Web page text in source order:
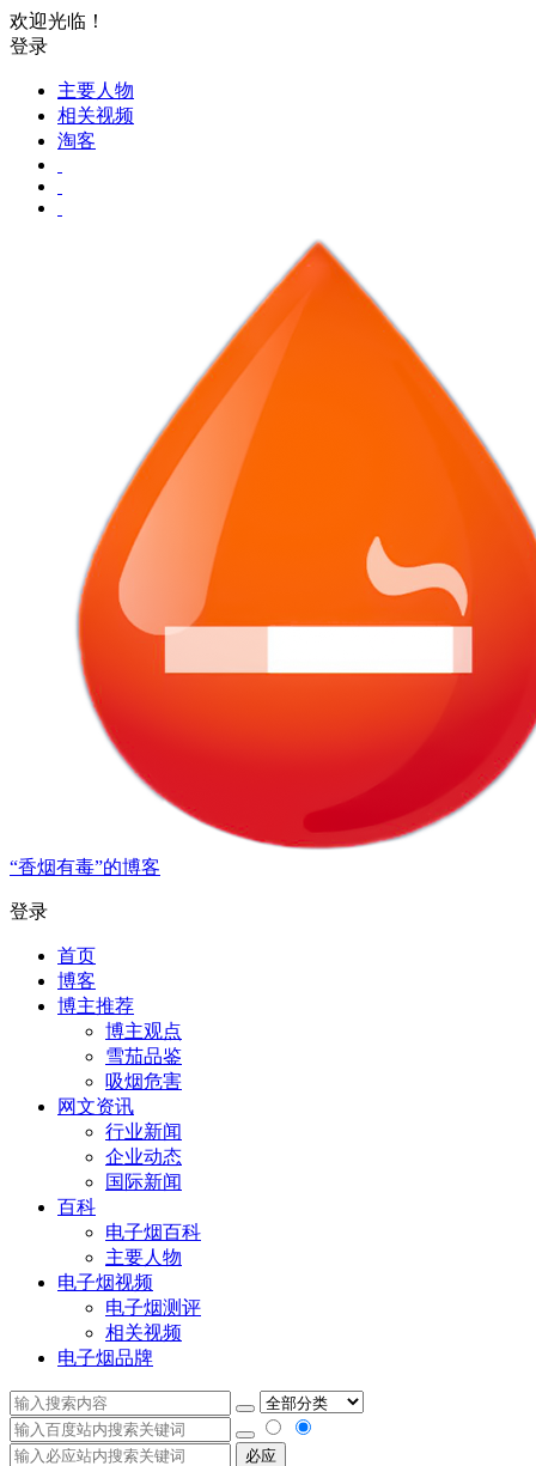
欢迎光临！
登录
主要人物
相关视频
淘客
“香烟有毒”的博客
登录
首页
博客
博主推荐
博主观点
雪茄品鉴
吸烟危害
网文资讯
行业新闻
企业动态
国际新闻
百科
电子烟百科
主要人物
电子烟视频
电子烟测评
相关视频
电子烟品牌
必应